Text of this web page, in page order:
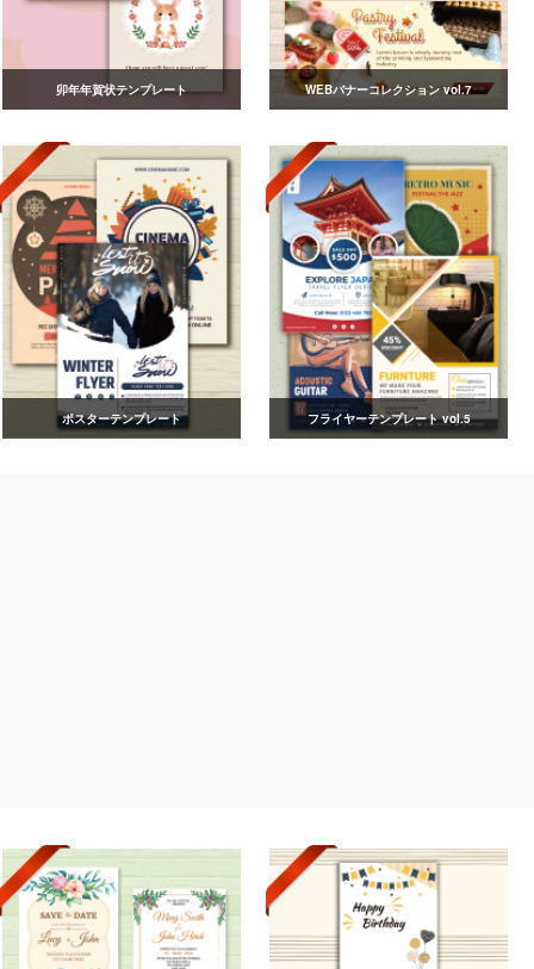
卯年年賀状テンプレート WEBバナーコレクション vol.7
ポスターテンプレート フライヤーテンプレート vol.5